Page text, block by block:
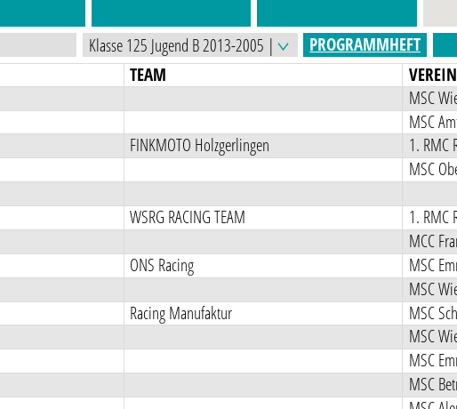
PROGRAMMHEFT
TEAM VEREIN
MSC
MSC
FINKMOTO Holzgerlingen 1. RMC
MSC
WSRG RACING TEAM 1. RMC
MCC
ONS Racing MSC
MSC
Racing Manufaktur MSC
MSC
MSC
MSC